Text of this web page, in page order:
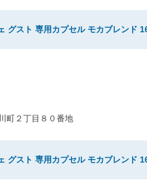
グスト 専用カプセル モカブレンド
町２丁目８０番地
グスト 専用カプセル モカブレンド